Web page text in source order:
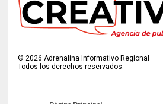
© 2026 Adrenalina Informativo Regional
Todos los derechos reservados.